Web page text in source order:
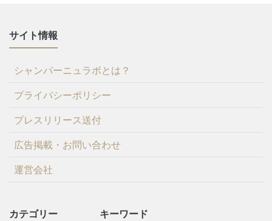
サイト情報
シャンパーニュラボとは？
プライバシーポリシー
プレスリリース送付
広告掲載・お問い合わせ
運営会社
カテゴリー キーワード